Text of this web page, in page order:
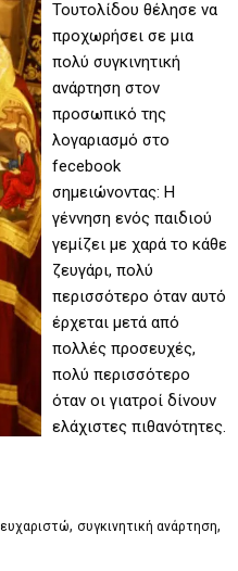
Τουτολίδου θέλησε να
προχωρήσει σε μια
πολύ συγκινητική
ανάρτηση στον
προσωπικό της
λογαριασμό στο
fecebook
σημειώνοντας: Η
γέννηση ενός παιδιού
γεμίζει με χαρά το κάθε
ζευγάρι, πολύ
περισσότερο όταν αυτό
έρχεται μετά από
πολλές προσευχές,
πολύ περισσότερο
όταν οι γιατροί δίνουν
ελάχιστες πιθανότητες.
ευχαριστώ,συγκινητική ανάρτηση,